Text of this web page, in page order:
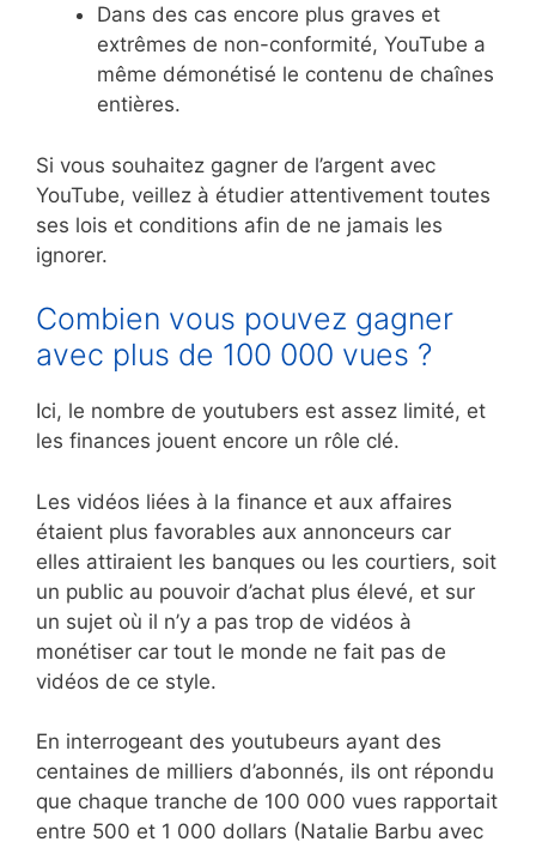
Dans des cas encore plus graves et
extrêmes de non-conformité, YouTube a
même démonétisé le contenu de chaînes
entières.
Si vous souhaitez gagner de l’argent avec
YouTube, veillez à étudier attentivement toutes
ses lois et conditions afin de ne jamais les
ignorer.
Combien vous pouvez gagner
avec plus de 100 000 vues ?
Ici, le nombre de youtubers est assez limité, et
les finances jouent encore un rôle clé.
Les vidéos liées à la finance et aux affaires
étaient plus favorables aux annonceurs car
elles attiraient les banques ou les courtiers, soit
un public au pouvoir d’achat plus élevé, et sur
un sujet où il n’y a pas trop de vidéos à
monétiser car tout le monde ne fait pas de
vidéos de ce style.
En interrogeant des youtubeurs ayant des
centaines de milliers d’abonnés, ils ont répondu
que chaque tranche de 100 000 vues rapportait
entre 500 et 1 000 dollars (Natalie Barbu avec